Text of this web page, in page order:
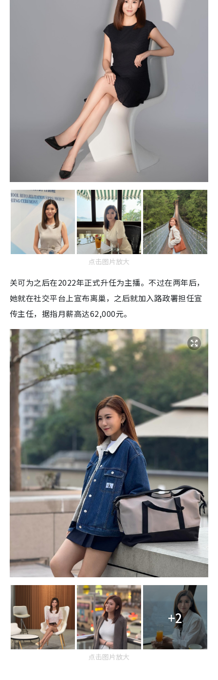
点击图片放大
关可为之后在2022年正式升任为主播。不过在两年后，
她就在社交平台上宣布离巢，之后就加入路政署担任宣
传主任，据指月薪高达62,000元。
+2
点击图片放大